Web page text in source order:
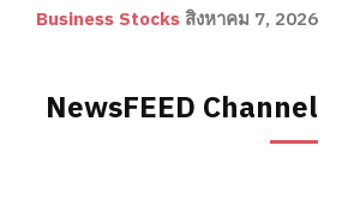
Business Stocks สิงหาคม 7, 2026
NewsFEED Channel